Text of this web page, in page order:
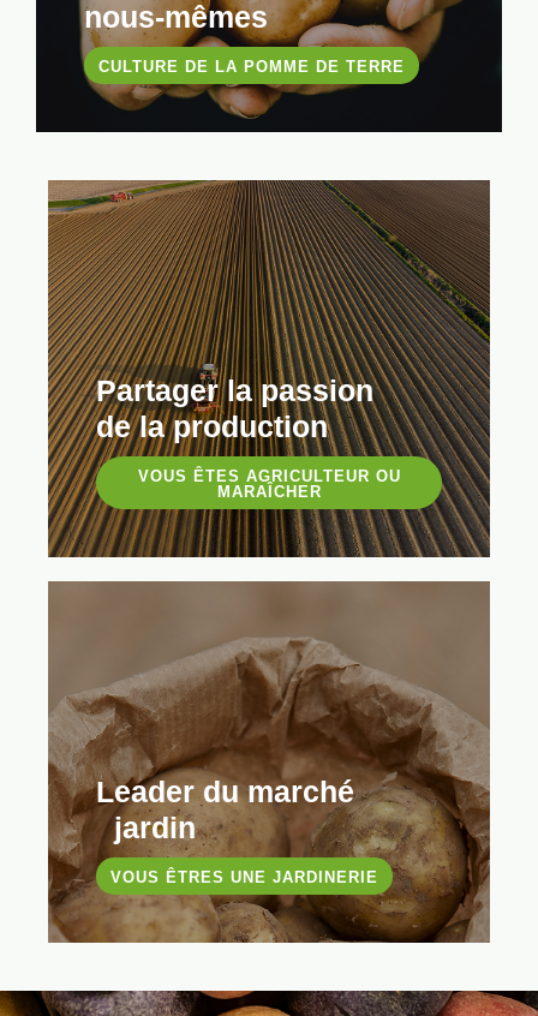
nous-mêmes
CULTURE DE LA POMME DE TERRE
Partager la passion
de la production
VOUS ÊTES AGRICULTEUR OU
MARAÎCHER
Leader du marché
jardin
VOUS ÊTRES UNE JARDINERIE